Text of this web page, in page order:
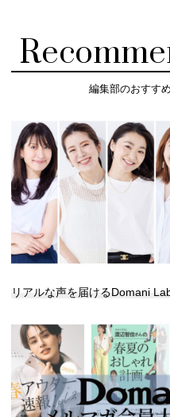
編集部のおすすめ
リアルな声を届けるDomani